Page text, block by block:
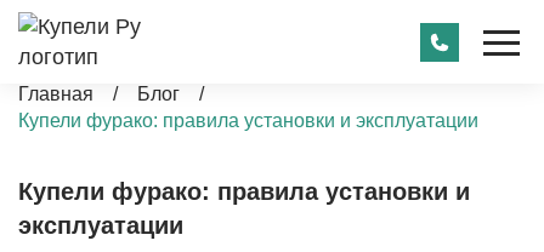
Главная / Блог
/
Купели фурако: правила установки и эксплуатации
Купели фурако: правила установки и
эксплуатации